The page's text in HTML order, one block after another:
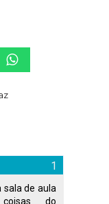
de aula
do